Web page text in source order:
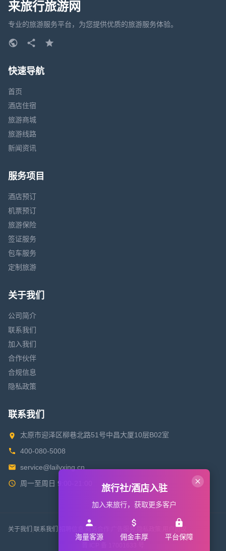
来旅行旅游网
专业的旅游服务平台，为您提供优质的旅游服务体验。
快速导航
首页
酒店住宿
旅游商城
旅游线路
新闻资讯
服务项目
酒店预订
机票预订
旅游保险
签证服务
包车服务
定制旅游
关于我们
公司简介
联系我们
加入我们
合作伙伴
合规信息
隐私政策
联系我们
太原市迎泽区柳巷北路51号中昌大厦10层B02室
400-080-5008
service@lailvxing.cn
周一至周日 9:00-21:00
关于我们 联系我们 用户协议
旅行社/酒店入驻
加入来旅行，获取更多客户
海量客源 佣金丰厚 平台保障